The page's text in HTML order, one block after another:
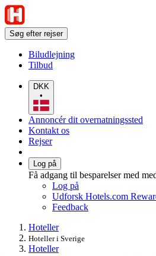
Søg efter rejser
Biludlejning
Tilbud
DKK
•
Annoncér dit overnatningssted
Kontakt os
Rejser
Log på
Få adgang til besparelser med
Log på
Udforsk Hotels.com
Feedback
Hoteller
Hoteller i Sverige
Hoteller